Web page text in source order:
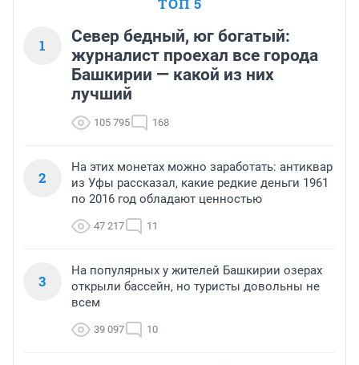
1
Север бедный, юг богатый:
журналист проехал все города
Башкирии — какой из них
лучший
105 795 168
2
На этих монетах можно заработать: антиквар
из Уфы рассказал, какие редкие деньги 1961
по 2016 год обладают ценностью
47 217 11
3
На популярных у жителей Башкирии озерах
открыли бассейн, но туристы довольны не
всем
39 097 10